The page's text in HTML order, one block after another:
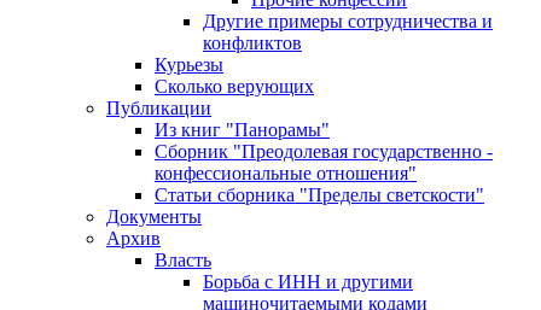
Другие примеры сотрудничества и
конфликтов
Курьезы
Сколько верующих
Публикации
Из книг "Панорамы"
Сборник "Преодолевая государственно -
конфессиональные отношения"
Статьи сборника "Пределы светскости"
Документы
Архив
Власть
Борьба с ИНН и другими
машиночитаемыми кодами